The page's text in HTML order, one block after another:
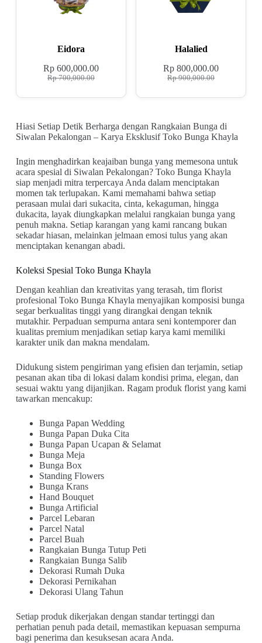
Eidora
Rp700,000.00
Rp600,000.00
Halalied
Rp900,000.00
Rp 800,000.00
Hiasi Setiap Detik Berharga dengan Rangkaian Bunga di
Siwalan Pekalongan – Karya Eksklusif Toko Bunga Khayla
Ingin menghadirkan keajaiban bunga yang memesona untuk
acara spesial di Siwalan Pekalongan? Toko Bunga Khayla
siap menjadi mitra terpercaya Anda dalam menciptakan
momen tak terlupakan. Kami memahami bahwa setiap
perasaan mulai dari sukacita, cinta, kekaguman, hingga
dukacita, layak diungkapkan melalui rangkaian bunga yang
penuh makna. Setiap karangan yang kami rancang bukan
sekadar hiasan, melainkan jelmaan emosi tulus yang akan
menciptakan kenangan abadi.
Koleksi Spesial Toko Bunga Khayla
Dengan keahlian dan kreativitas yang terasah, tim florist
profesional Toko Bunga Khayla menyajikan komposisi bunga
segar berkualitas tinggi yang dirangkai dengan teknik
mutakhir. Perpaduan sempurna antara seni kontemporer dan
kualitas premium menjadikan setiap karya kami memiliki
karakter unik dan makna mendalam.
Didukung sistem pengiriman yang efisien dan terjamin, setiap
pesanan akan tiba di lokasi dalam kondisi prima, elegan, dan
sesuai waktu yang dijanjikan. Ragam produk florist yang kami
tawarkan mencakup:
Bunga Papan Wedding
Bunga Papan Duka Cita
Bunga Papan Ucapan & Selamat
Bunga Meja
Bunga Box
Standing Flowers
Bunga Krans
Hand Bouquet
Bunga Artificial
Parcel Lebaran
Parcel Natal
Parcel Buah
Rangkaian Bunga Tutup Peti
Rangkaian Bunga Salib
Dekorasi Rumah Duka
Dekorasi Pernikahan
Dekorasi Ulang Tahun
Setiap produk dikerjakan dengan standar tertinggi dan
perhatian penuh pada detail, memastikan kepuasan sempurna
bagi penerima dan kesuksesan acara Anda.